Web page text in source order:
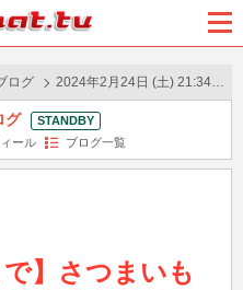
ュー
ログ 2024年2月24日 (土) 21:34 の投稿
グ
ール ブログ一覧
で】さつまいも